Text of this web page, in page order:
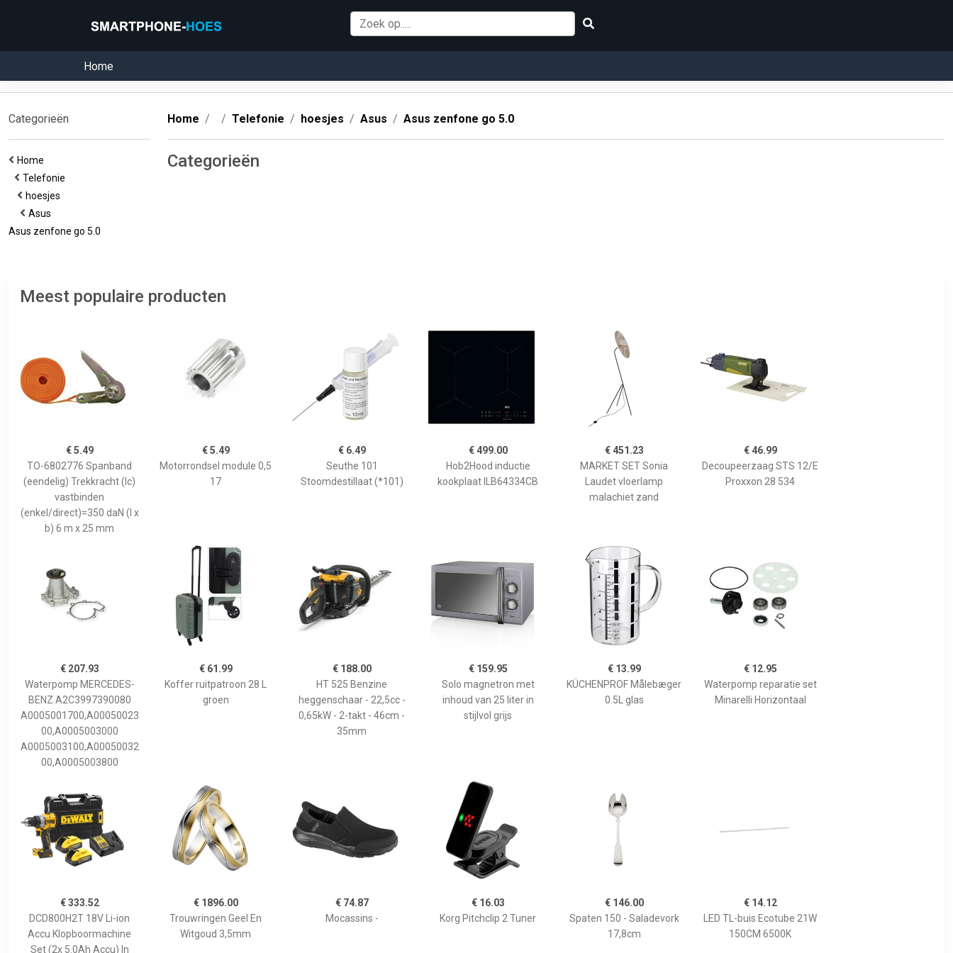
Home
Categorieën
Home
Telefonie
hoesjes
Asus
Asus zenfone go 5.0
Home Telefonie hoesjes Asus Asus zenfone go 5.0
Categorieën
Meest populaire producten
€ 5.49
TO-6802776 Spanband
(eendelig) Trekkracht (lc)
vastbinden
(enkel/direct)=350 daN (l x
b) 6 m x 25 mm
€ 5.49
Motorrondsel module 0,5
17
€ 6.49
Seuthe 101
Stoomdestillaat (*101)
€ 499.00
Hob2Hood inductie
kookplaat ILB64334CB
€ 451.23
MARKET SET Sonia
Laudet vloerlamp
malachiet zand
€ 46.99
Decoupeerzaag STS 12/E
Proxxon 28 534
€ 207.93
Waterpomp MERCEDES-
BENZ A2C3997390080
A0005001700,A00050023
00,A0005003000
A0005003100,A00050032
00,A0005003800
€ 61.99
Koffer ruitpatroon 28 L
groen
€ 188.00
HT 525 Benzine
heggenschaar - 22,5cc -
0,65kW - 2-takt - 46cm -
35mm
€ 159.95
Solo magnetron met
inhoud van 25 liter in
stijlvol grijs
€ 13.99
KÜCHENPROF Målebæger
0.5L glas
€ 12.95
Waterpomp reparatie set
Minarelli Horizontaal
€ 333.52
DCD800H2T 18V Li-ion
Accu Klopboormachine
Set (2x 5.0Ah Accu) In
€ 1896.00
Trouwringen Geel En
Witgoud 3,5mm
€ 74.87
Mocassins -
€ 16.03
Korg Pitchclip 2 Tuner
€ 146.00
Spaten 150 - Saladevork
17,8cm
€ 14.12
LED TL-buis Ecotube 21W
150CM 6500K